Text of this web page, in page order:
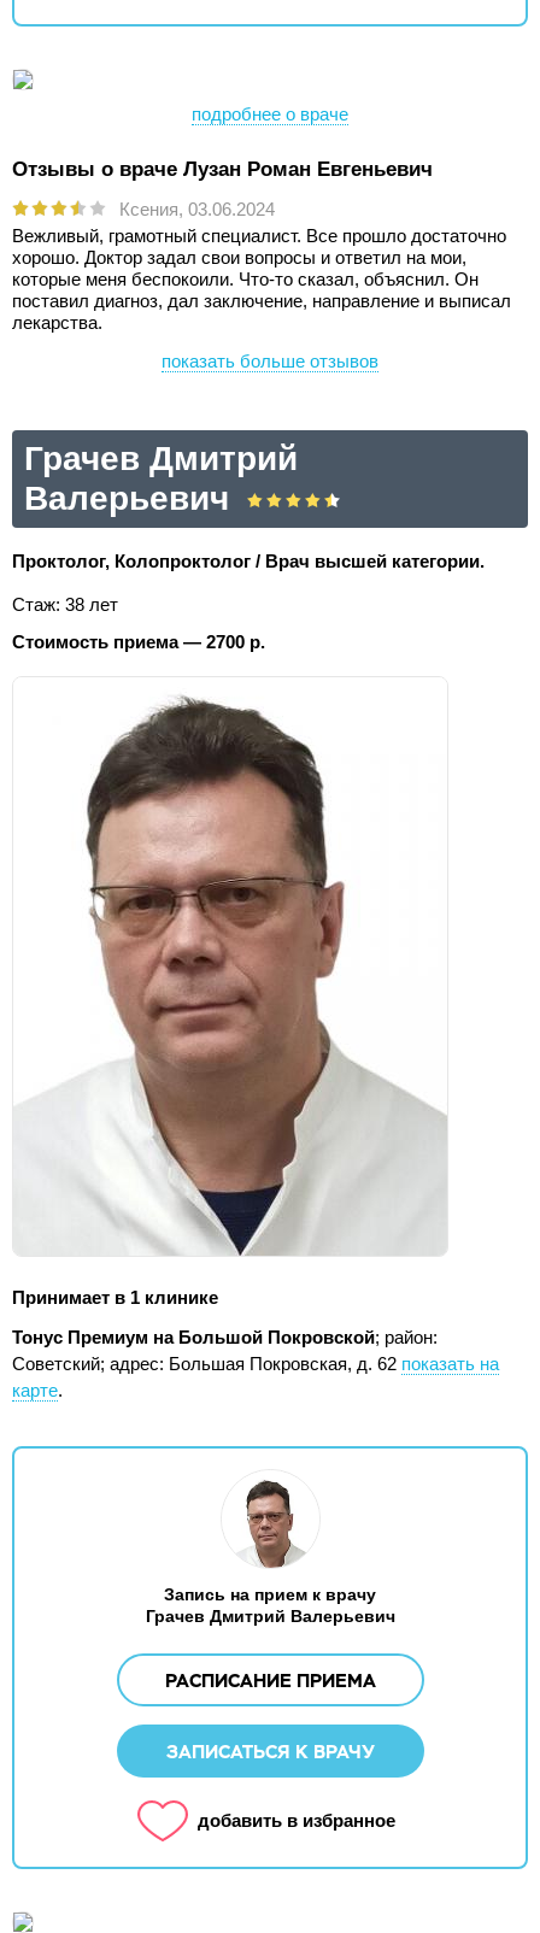
подробнее о враче
Отзывы о враче Лузан Роман Евгеньевич
Ксения, 03.06.2024
Вежливый, грамотный специалист. Все прошло достаточно
хорошо. Доктор задал свои вопросы и ответил на мои,
которые меня беспокоили. Что-то сказал, объяснил. Он
поставил диагноз, дал заключение, направление и выписал
лекарства.
показать больше отзывов
Грачев Дмитрий
Валерьевич
Проктолог, Колопроктолог / Врач высшей категории.
Стаж: 38 лет
Стоимость приема — 2700 р.
Принимает в 1 клинике
Тонус Премиум на Большой Покровской; район:
Советский; адрес: Большая Покровская, д. 62 показать на
карте.
Запись на прием к врачу
Грачев Дмитрий Валерьевич
РАСПИСАНИЕ ПРИЕМА
ЗАПИСАТЬСЯ К ВРАЧУ
добавить в избранное